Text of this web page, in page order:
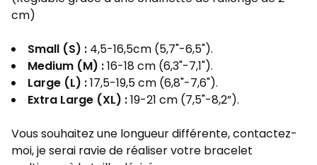
cm)
Small (S) : 4,5-16,5cm (5,7"-6,5").
Medium (M) :16-18 cm (6,3"-7,1").
Large (L) :17,5-19,5 cm (6,8"-7,6").
Extra Large (XL) :19-21 cm (7,5"-8,2”).
Vous souhaitez une longueur différente, contactez-
moi, je serai ravie de réaliser votre bracelet